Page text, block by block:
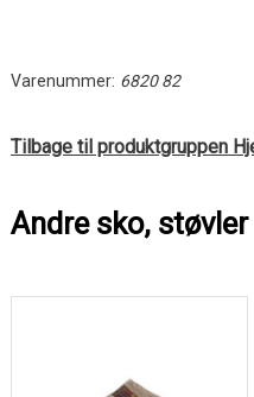
Varenummer: 6820 82
Tilbage til produktgruppen
Andre sko,